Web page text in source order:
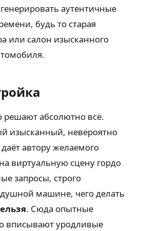
аутентичные
будь то старая
или салон изысканного
решают абсолютно всё.
изысканный, невероятно
автору желаемого
на виртуальную сцену гордо
запросы, строго
машине, чего делать
. Сюда опытные
вписывают уродливые